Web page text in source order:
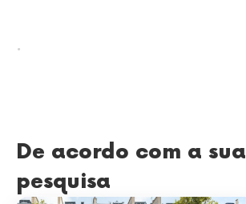
.
De acordo com a sua
pesquisa